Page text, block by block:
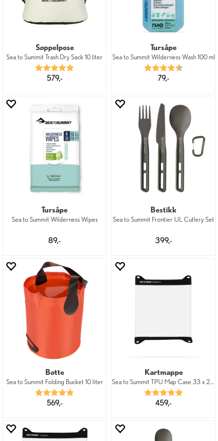
Søppelpose
Sea to Summit Trash Dry Sack 10 liter
Karakter:
579,-
Tursåpe
Sea to Summit Wilderness Wash 100 ml
Karakter:
79,-
Tursåpe
Sea to Summit Wilderness Wipes
89,-
Bestikk
Sea to Summit Frontier UL Cutlery Set
399,-
Bøtte
Sea to Summit Folding Bucket 10 liter
Karakter:
569,-
Kartmappe
Sea to Summit TPU Map Case 33 x 28 cm
Karakter:
459,-